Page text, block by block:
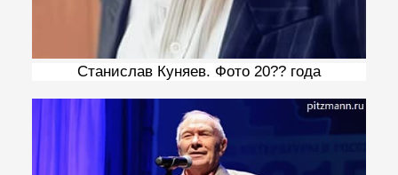
Станислав Куняев. Фото 20?? года